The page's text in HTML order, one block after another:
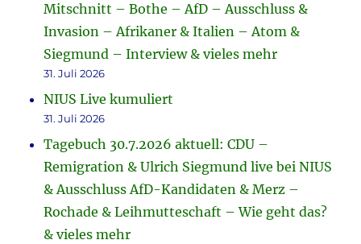
Mitschnitt – Bothe – AfD – Ausschluss &
Invasion – Afrikaner & Italien – Atom &
Siegmund – Interview & vieles mehr
31. Juli 2026
NIUS Live kumuliert
31. Juli 2026
Tagebuch 30.7.2026 aktuell: CDU –
Remigration & Ulrich Siegmund live bei NIUS
& Ausschluss AfD-Kandidaten & Merz –
Rochade & Leihmutteschaft – Wie geht das?
& vieles mehr